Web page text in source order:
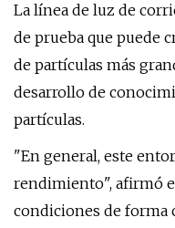
La línea de luz de
de prueba que puede
de partículas más
desarrollo de
partículas.
"En general, este
rendimiento", afirmó
condiciones de forma